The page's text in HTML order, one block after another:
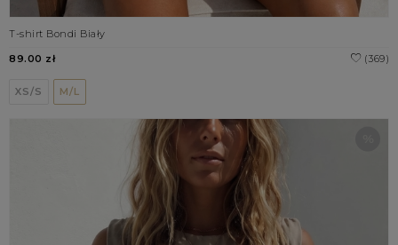
T-shirt Bondi Biały
(369)
89.00 zł
XS/S M/L